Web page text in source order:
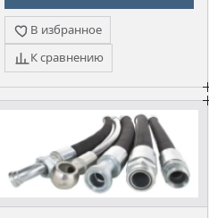
В избранное
К сравнению